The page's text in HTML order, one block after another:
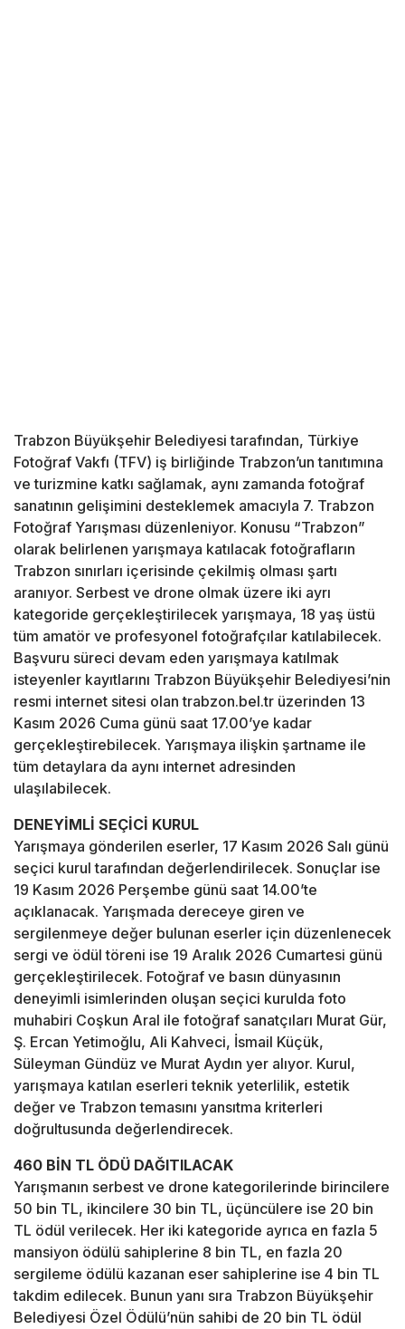
Trabzon Büyükşehir Belediyesi tarafından, Türkiye
Fotoğraf Vakfı (TFV) iş birliğinde Trabzon’un tanıtımına
ve turizmine katkı sağlamak, aynı zamanda fotoğraf
sanatının gelişimini desteklemek amacıyla 7. Trabzon
Fotoğraf Yarışması düzenleniyor. Konusu “Trabzon”
olarak belirlenen yarışmaya katılacak fotoğrafların
Trabzon sınırları içerisinde çekilmiş olması şartı
aranıyor. Serbest ve drone olmak üzere iki ayrı
kategoride gerçekleştirilecek yarışmaya, 18 yaş üstü
tüm amatör ve profesyonel fotoğrafçılar katılabilecek.
Başvuru süreci devam eden yarışmaya katılmak
isteyenler kayıtlarını Trabzon Büyükşehir Belediyesi’nin
resmi internet sitesi olan trabzon.bel.tr üzerinden 13
Kasım 2026 Cuma günü saat 17.00’ye kadar
gerçekleştirebilecek. Yarışmaya ilişkin şartname ile
tüm detaylara da aynı internet adresinden
ulaşılabilecek.
DENEYİMLİ SEÇİCİ KURUL
Yarışmaya gönderilen eserler, 17 Kasım 2026 Salı günü
seçici kurul tarafından değerlendirilecek. Sonuçlar ise
19 Kasım 2026 Perşembe günü saat 14.00’te
açıklanacak. Yarışmada dereceye giren ve
sergilenmeye değer bulunan eserler için düzenlenecek
sergi ve ödül töreni ise 19 Aralık 2026 Cumartesi günü
gerçekleştirilecek. Fotoğraf ve basın dünyasının
deneyimli isimlerinden oluşan seçici kurulda foto
muhabiri Coşkun Aral ile fotoğraf sanatçıları Murat Gür,
Ş. Ercan Yetimoğlu, Ali Kahveci, İsmail Küçük,
Süleyman Gündüz ve Murat Aydın yer alıyor. Kurul,
yarışmaya katılan eserleri teknik yeterlilik, estetik
değer ve Trabzon temasını yansıtma kriterleri
doğrultusunda değerlendirecek.
460 BİN TL ÖDÜ DAĞITILACAK
Yarışmanın serbest ve drone kategorilerinde birincilere
50 bin TL, ikincilere 30 bin TL, üçüncülere ise 20 bin
TL ödül verilecek. Her iki kategoride ayrıca en fazla 5
mansiyon ödülü sahiplerine 8 bin TL, en fazla 20
sergileme ödülü kazanan eser sahiplerine ise 4 bin TL
takdim edilecek. Bunun yanı sıra Trabzon Büyükşehir
Belediyesi Özel Ödülü’nün sahibi de 20 bin TL ödül